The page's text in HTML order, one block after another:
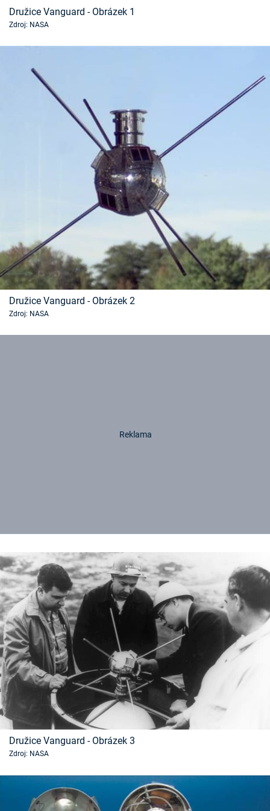
Časopis
Přihlášení
Družice Vanguard - Obrázek 1
Zdroj: NASA
Družice Vanguard - Obrázek 2
Zdroj: NASA
Družice Vanguard - Obrázek 3
Zdroj: NASA